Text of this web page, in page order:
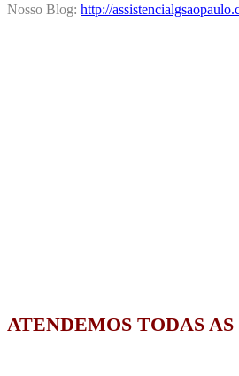
Nosso Blog: http://
ATENDEMOS TODAS